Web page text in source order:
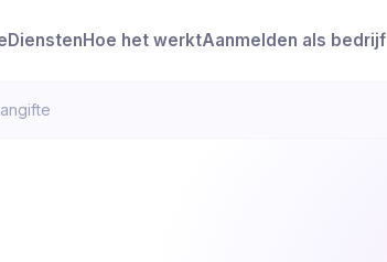
Diensten Hoe het werktAanmelden als bedrijf